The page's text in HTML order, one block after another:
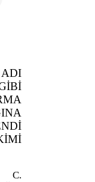
C.